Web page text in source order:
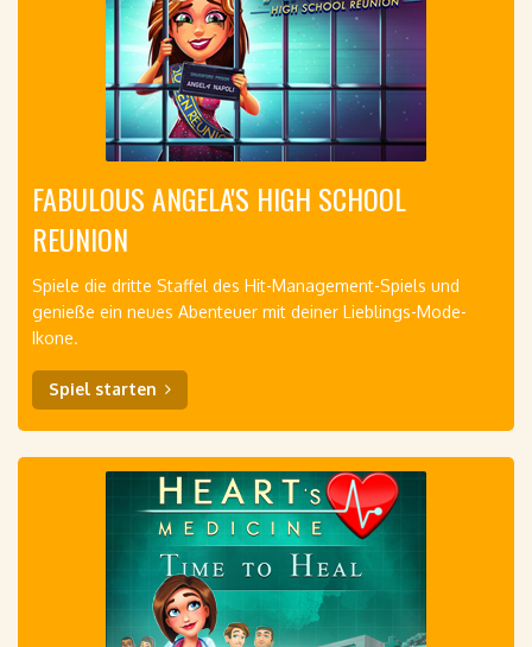
FABULOUS ANGELA'S HIGH SCHOOL
REUNION
Spiele die dritte Staffel des Hit-Management-Spiels und
genieße ein neues Abenteuer mit deiner Lieblings-Mode-
Ikone.
Spiel starten